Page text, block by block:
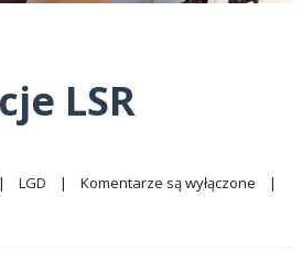
LSR
| LGD | Komentarze są wyłączone
|